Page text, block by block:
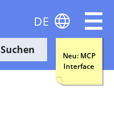
Suchen
Neu: MCP
Interface
DE